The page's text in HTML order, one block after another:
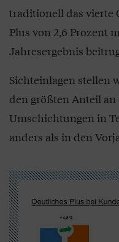
traditionell das vierte
Plus von 2,6 Prozent
Jahresergebnis
Sichteinlagen stellen
den größten Anteil
Umschichtungen in
anders als in den